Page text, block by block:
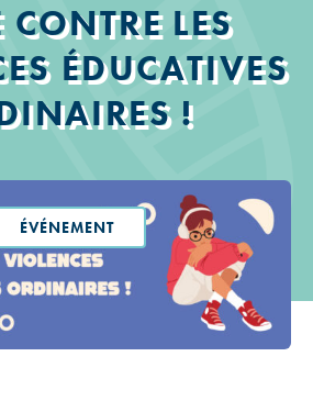
CONTRE LES
ÉDUCATIVES
!
ÉVÉNEMENT